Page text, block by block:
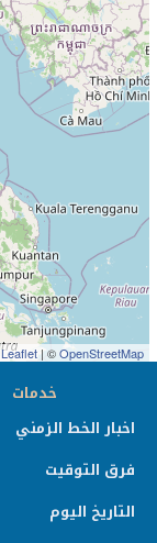
Leaflet | ©OpenStreetMap
خدمات
اخبار الخط الزمني
فرق التوقيت
التاريخ اليوم